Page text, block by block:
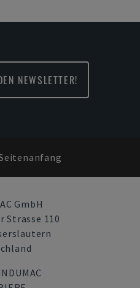
NEWSLETTER!
GmbH
Strasse 110